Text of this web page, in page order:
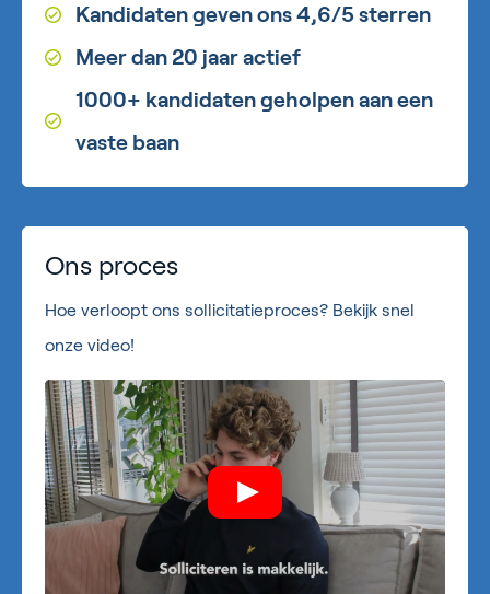
Kandidaten geven ons 4,6/5 sterren
Meer dan 20 jaar actief
1000+ kandidaten geholpen aan een
vaste baan
Ons proces
Hoe verloopt ons sollicitatieproces? Bekijk snel
onze video!